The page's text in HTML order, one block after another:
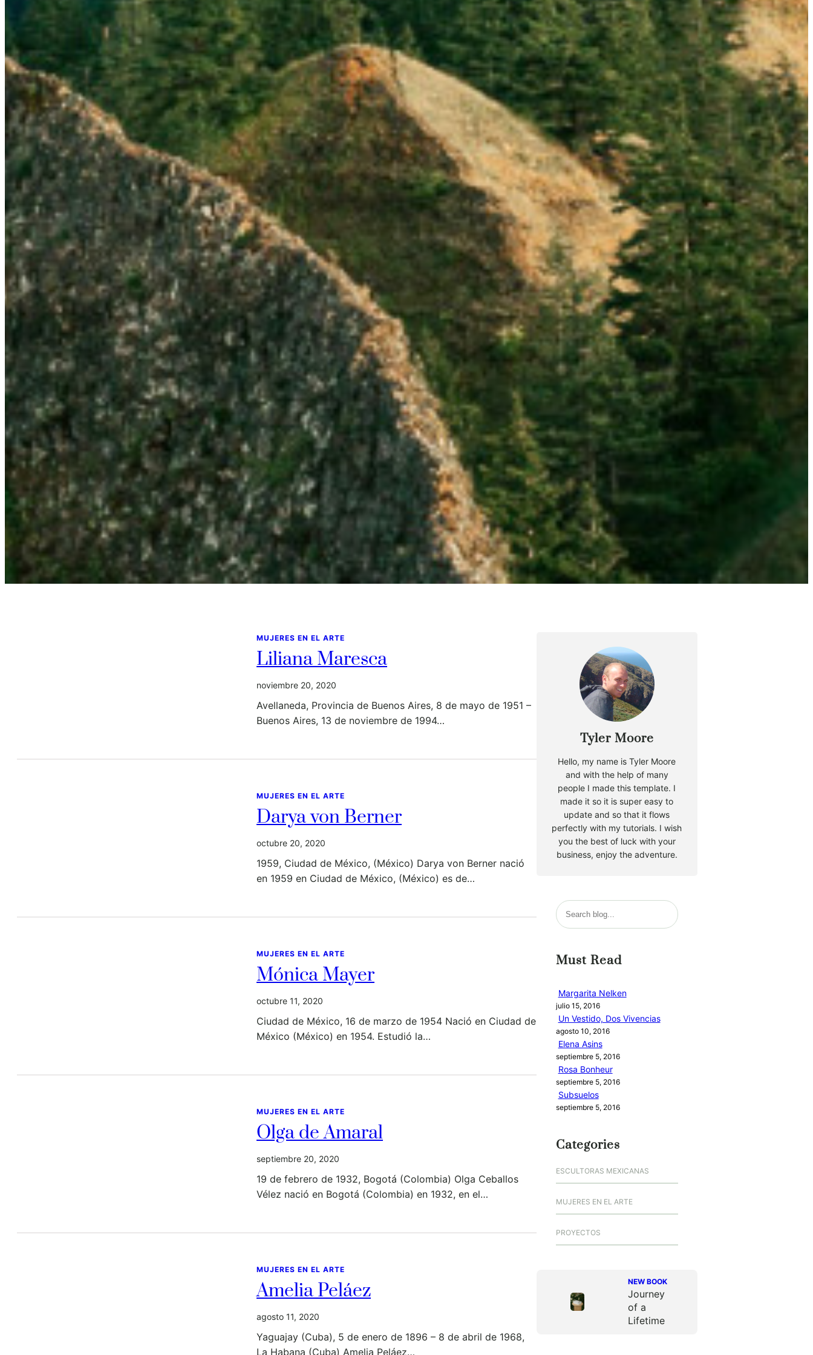
MUJERES EN EL ARTE
Liliana Maresca
noviembre 20, 2020
Avellaneda, Provincia de Buenos Aires, 8 de mayo de 1951 –
Buenos Aires, 13 de noviembre de 1994…
MUJERES EN EL ARTE
Darya von Berner
octubre 20, 2020
1959, Ciudad de México, (México) Darya von Berner nació
en 1959 en Ciudad de México, (México) es de…
MUJERES EN EL ARTE
Mónica Mayer
octubre 11, 2020
Ciudad de México, 16 de marzo de 1954 Nació en Ciudad de
México (México) en 1954. Estudió la…
MUJERES EN EL ARTE
Olga de Amaral
septiembre 20, 2020
19 de febrero de 1932, Bogotá (Colombia) Olga Ceballos
Vélez nació en Bogotá (Colombia) en 1932, en el…
MUJERES EN EL ARTE
Amelia Peláez
agosto 11, 2020
Yaguajay (Cuba), 5 de enero de 1896 – 8 de abril de 1968,
La Habana (Cuba) Amelia Peláez…
Tyler Moore
Hello, my name is Tyler Moore
and with the help of many
people I made this template. I
made it so it is super easy to
update and so that it flows
perfectly with my tutorials. I wish
you the best of luck with your
business, enjoy the adventure.
B
u
c
r
Must Read
Margarita Nelken
julio 15, 2016
Un Vestido, Dos Vivencias
agosto 10, 2016
Elena Asins
septiembre 5, 2016
Rosa Bonheur
septiembre 5, 2016
Subsuelos
septiembre 5, 2016
Categories
ESCULTORAS MEXICANAS
MUJERES EN EL ARTE
PROYECTOS
NEW BOOK
Journey
of a
Lifetime